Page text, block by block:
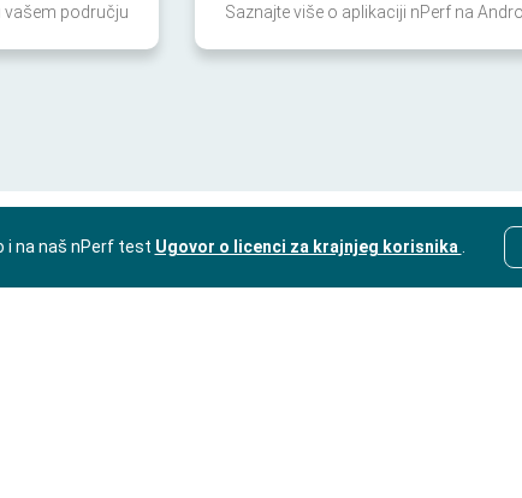
vašem području Saznajte više o aplikaciji nPerf na
i na naš nPerf test Ugovor o licenci za krajnjeg korisnika